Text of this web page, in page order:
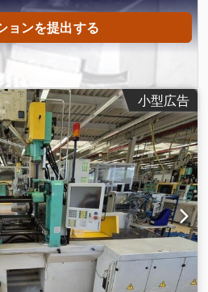
ョンを提出する
小型広告